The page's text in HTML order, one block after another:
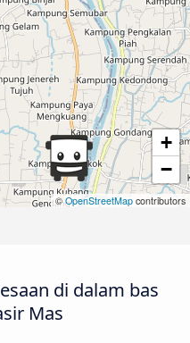
+
−
©OpenStreetMap contributors
di dalam bas
Mas